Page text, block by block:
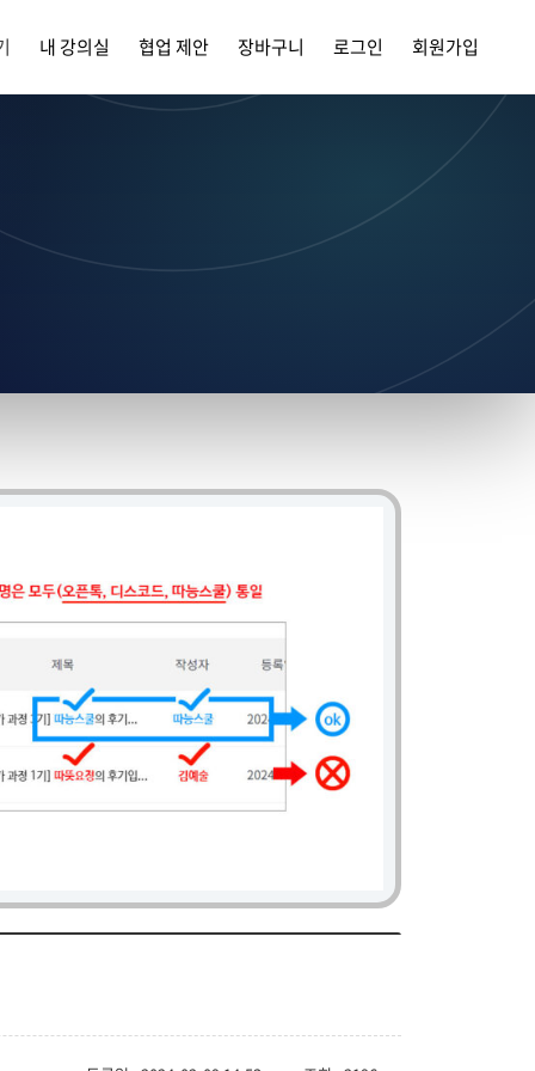
내 강의실 협업 제안 장바구니 로그인 회원가입